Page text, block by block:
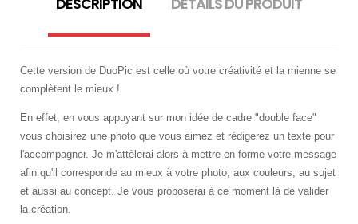
Cette version de DuoPic est celle où votre créativité et la mienne se
complètent le mieux !
En effet, en vous appuyant sur mon idée de cadre "double face"
vous choisirez une photo que vous aimez et rédigerez un texte pour
l'accompagner. Je m'attèlerai alors à mettre en forme votre message
afin qu'il corresponde au mieux à votre photo, aux couleurs, au sujet
et aussi au concept. Je vous proposerai à ce moment là de valider
la création.